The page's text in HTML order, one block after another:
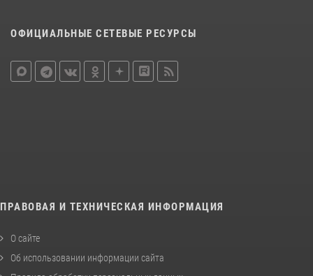
ОФИЦИАЛЬНЫЕ СЕТЕВЫЕ РЕСУРСЫ
ПРАВОВАЯ И ТЕХНИЧЕСКАЯ ИНФОРМАЦИЯ
О сайте
Об использовании информации сайта